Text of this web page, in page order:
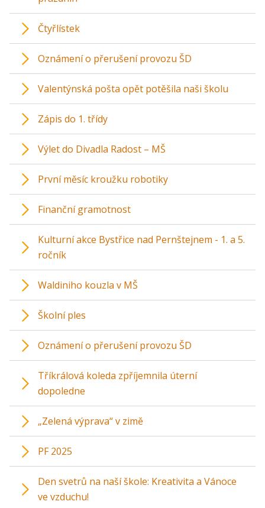
Čtyřlístek
Oznámení o přerušení provozu ŠD
Valentýnská pošta opět potěšila naši školu
Zápis do 1. třídy
Výlet do Divadla Radost – MŠ
První měsíc kroužku robotiky
Finanční gramotnost
Kulturní akce Bystřice nad Pernštejnem - 1. a 5.
ročník
Waldiniho kouzla v MŠ
Školní ples
Oznámení o přerušení provozu ŠD
Tříkrálová koleda zpříjemnila úterní
dopoledne
„Zelená výprava“ v zimě
PF 2025
Den svetrů na naší škole: Kreativita a Vánoce
ve vzduchu!